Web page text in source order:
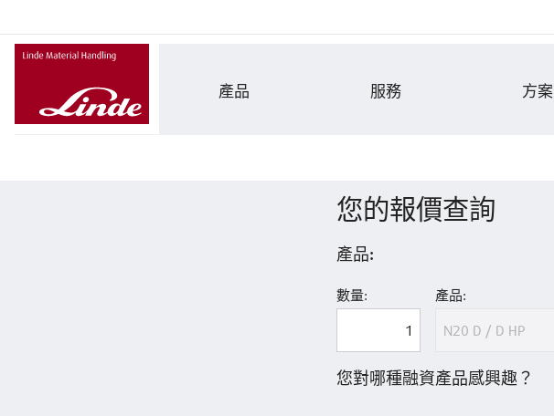
產品 服務 方案
您的報價查詢
產品:
數量: 產品:
您對哪種融資產品感興趣？